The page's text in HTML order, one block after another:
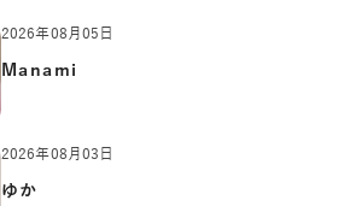
2026年08月05日
Manami
2026年08月03日
ゆか